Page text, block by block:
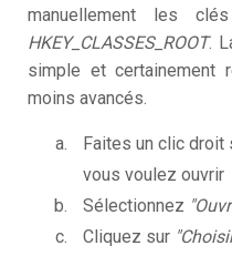
manuellement les
HKEY_CLASSES_ROOT.
simple et certainement
moins avancés.
Faites un clic droit
vous voulez ouvrir
Sélectionnez
Cliquez sur